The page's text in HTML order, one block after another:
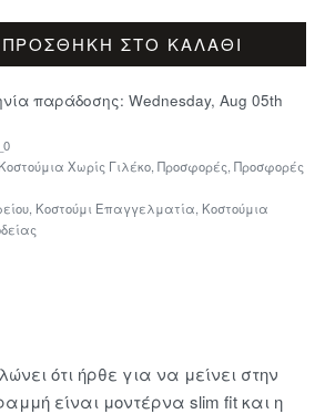
ΠΡΟΣΘΉΚΗ ΣΤΟ ΚΑΛΆΘΙ
παράδοσης: Wednesday, Aug 05th
Κοστούμια Χωρίς Γιλέκο Προσφορές Προσφορές
Κοστούμι Επαγγελματία Κοστούμια
ότι ήρθε για να μείνει στην
είναι μοντέρνα slim fit και η